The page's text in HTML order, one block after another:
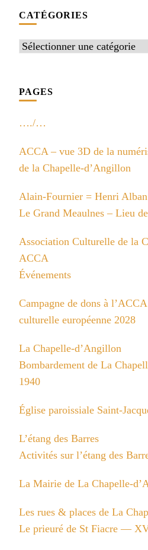
CATÉGORIES
Catégories
PAGES
…./…
ACCA – vue 3D de la
de la Chapelle-d’Angillon
Alain-Fournier = Henri
Le Grand Meaulnes – Lieu
Association Culturelle de la
ACCA
Événements
Campagne de dons à
culturelle européenne 2028
La Chapelle-d’Angillon
Bombardement de La
1940
Église paroissiale Saint-
L’étang des Barres
Activités sur l’étang des
La Mairie de La Chapelle-
Les rues & places de La
Le prieuré de St Fiacre —